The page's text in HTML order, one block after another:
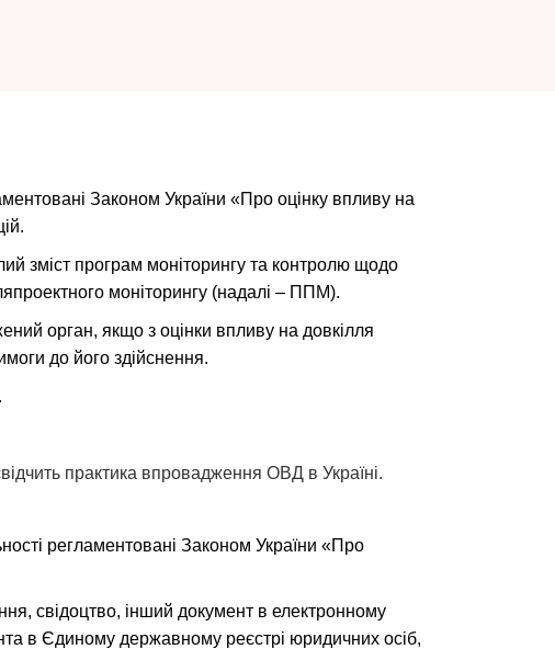
Законом України «Про оцінку впливу на
зміст програм моніторингу та контролю щодо
моніторингу (надалі – ППМ).
орган, якщо з оцінки впливу на довкілля
до його здійснення.
практика впровадження ОВД в Україні.
регламентовані Законом України «Про
свідоцтво, інший документ в електронному
в Єдиному державному реєстрі юридичних осіб,